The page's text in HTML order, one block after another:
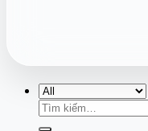
Tìm
kiếm: